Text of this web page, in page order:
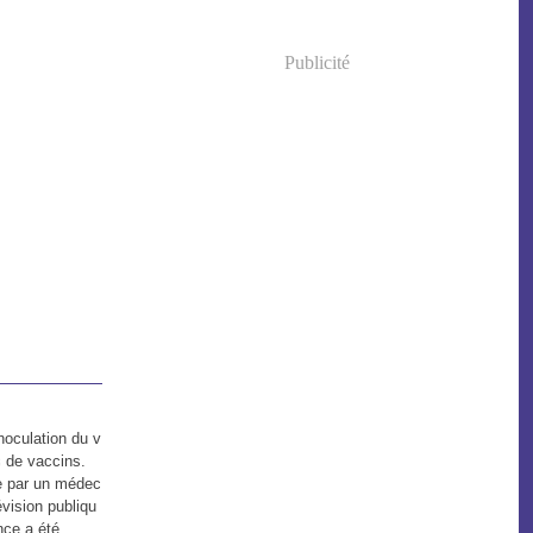
du v
de vaccins.
par un médec
publiqu
a été...
Publicité